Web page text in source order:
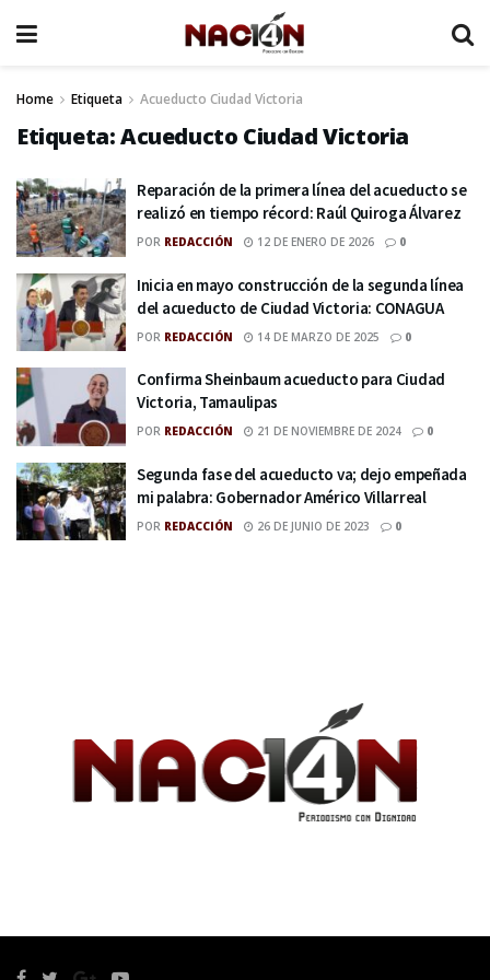
Home Etiqueta Acueducto Ciudad Victoria
Etiqueta:Acueducto Ciudad Victoria
Reparación de la primera línea del acueducto se
realizó en tiempo récord: Raúl Quiroga Álvarez
POR REDACCIÓN 12 DE ENERO DE 2026 0
Inicia en mayo construcción de la segunda línea
del acueducto de Ciudad Victoria: CONAGUA
POR REDACCIÓN 14 DE MARZO DE 2025 0
Confirma Sheinbaum acueducto para Ciudad
Victoria, Tamaulipas
POR REDACCIÓN 21 DE NOVIEMBRE DE 2024 0
Segunda fase del acueducto va; dejo empeñada
mi palabra: Gobernador Américo Villarreal
POR REDACCIÓN 26 DE JUNIO DE 2023 0